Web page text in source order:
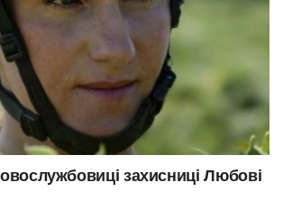
захисниці Любові